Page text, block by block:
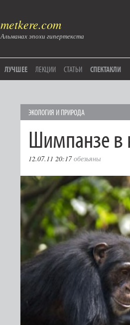
metkere.com
Альманах эпохи гипертекста
ЛУЧШЕЕ ЛЕКЦИИ СТАТЬИ СПЕКТАКЛИ
ЭКОЛОГИЯ И ПРИРОДА
Шимпанзе в
12.07.11 20:17 обезьяны